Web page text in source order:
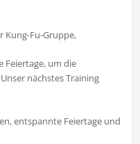
Kung-Fu-Gruppe,
Feiertage, um die
nächstes Training
entspannte Feiertage und